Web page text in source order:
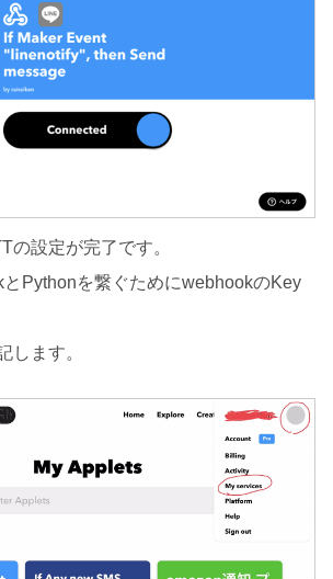
の設定が完了です。
Pythonを繋ぐためにwebhookのKey
します。